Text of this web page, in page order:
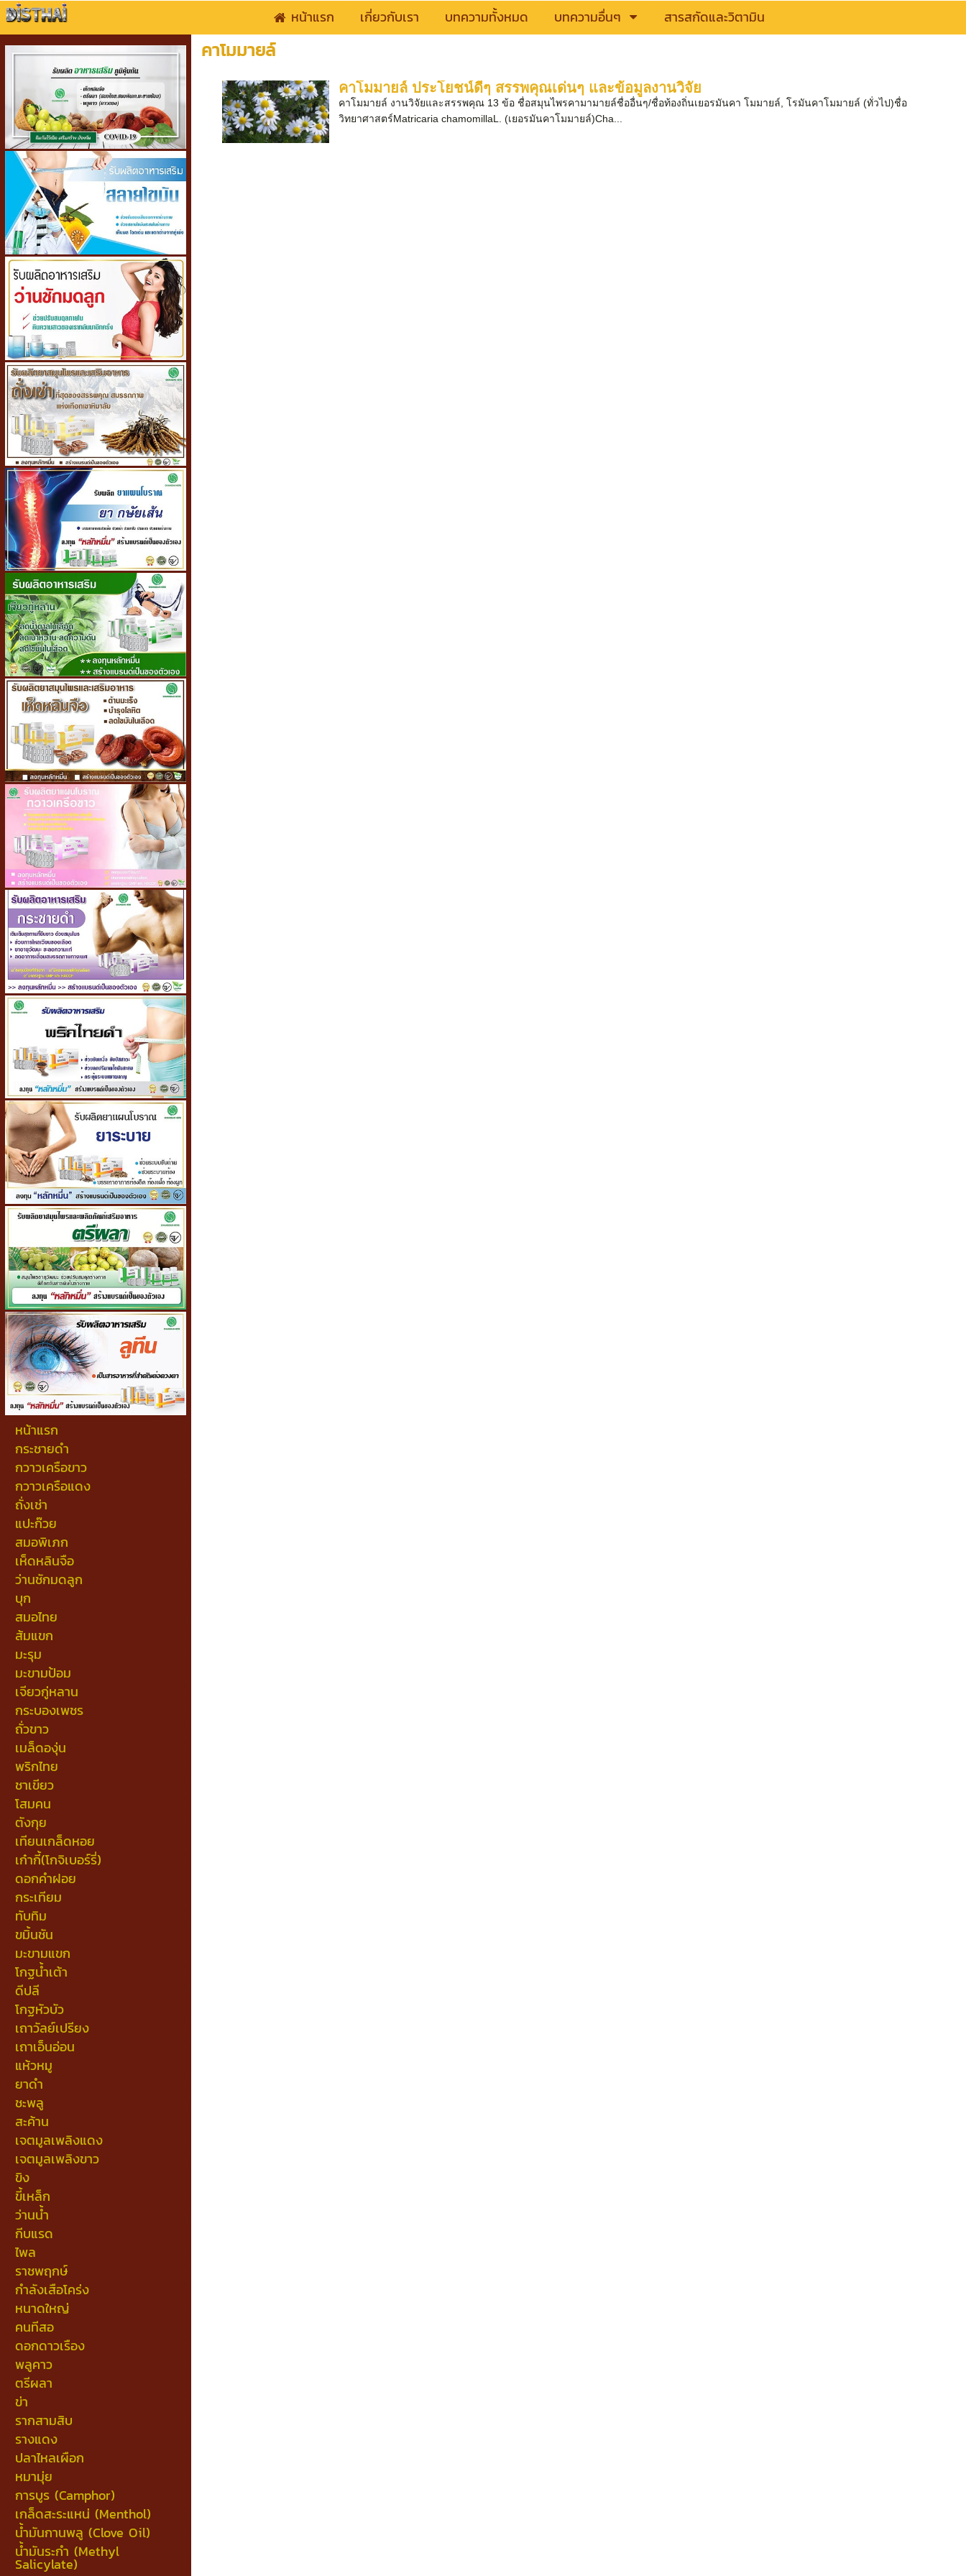
หน้าแรก เกี่ยวกับเรา บทความทั้งหมด บทความอื่นๆ สารสกัดและวิตามิน
หน้าแรก
กระชายดำ
กวาวเครือขาว
กวาวเครือแดง
ถั่งเช่า
แปะก๊วย
สมอพิเภก
เห็ดหลินจือ
ว่านชักมดลูก
บุก
สมอไทย
ส้มแขก
มะรุม
มะขามป้อม
เจียวกู่หลาน
กระบองเพชร
ถั่วขาว
เมล็ดองุ่น
พริกไทย
ชาเขียว
โสมคน
ตังกุย
เทียนเกล็ดหอย
เก๋ากี้(โกจิเบอร์รี่)
ดอกคำฝอย
กระเทียม
ทับทิม
ขมิ้นชัน
มะขามแขก
โกฐน้ำเต้า
ดีปลี
โกฐหัวบัว
เถาวัลย์เปรียง
เถาเอ็นอ่อน
แห้วหมู
ยาดำ
ชะพลู
สะค้าน
เจตมูลเพลิงแดง
เจตมูลเพลิงขาว
ขิง
ขี้เหล็ก
ว่านน้ำ
กีบแรด
ไพล
ราชพฤกษ์
กำลังเสือโคร่ง
หนาดใหญ่
คนทีสอ
ดอกดาวเรือง
พลูคาว
ตรีผลา
ข่า
รากสามสิบ
รางแดง
ปลาไหลเผือก
หมามุ่ย
การบูร (Camphor)
เกล็ดสะระแหน่ (Menthol)
น้ำมันกานพลู (Clove Oil)
น้ำมันระกำ (Methyl
Salicylate)
คาโมมายล์
คาโมมายล์ ประโยชน์ดีๆ สรรพคุณเด่นๆ และข้อมูลงานวิจัย
คาโมมายล์ งานวิจัยและสรรพคุณ 13 ข้อ ชื่อสมุนไพรคามามายล์ชื่ออื่นๆ/ชื่อท้องถิ่นเยอรมันคา โมมายล์, โรมันคาโมมายล์ (ทั่วไป)ชื่อ
วิทยาศาสตร์Matricaria chamomillaL. (เยอรมันคาโมมายล์)Cha...